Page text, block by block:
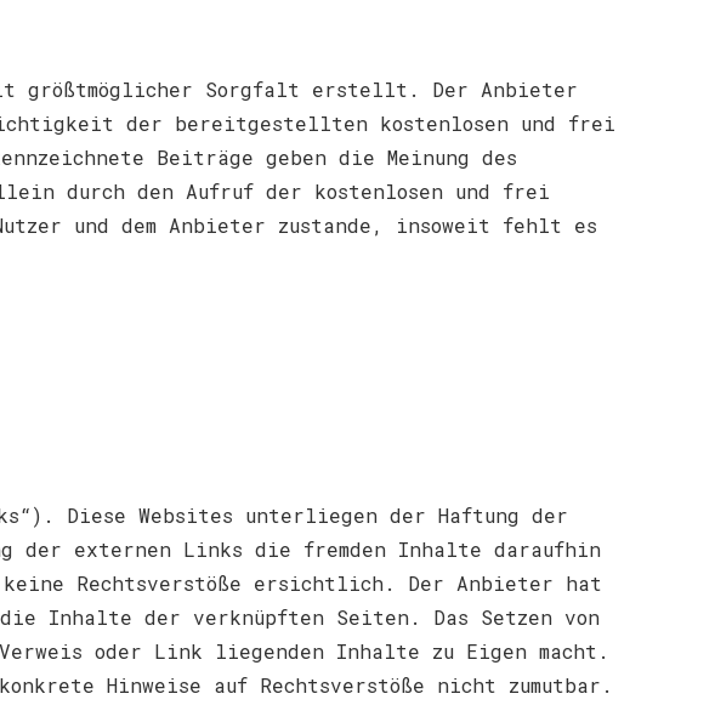
größtmöglicher Sorgfalt erstellt. Der Anbieter
der bereitgestellten kostenlosen und frei
Beiträge geben die Meinung des
durch den Aufruf der kostenlosen und frei
und dem Anbieter zustande, insoweit fehlt es
Diese Websites unterliegen der Haftung der
der externen Links die fremden Inhalte daraufhin
keine Rechtsverstöße ersichtlich. Der Anbieter hat
Inhalte der verknüpften Seiten. Das Setzen von
oder Link liegenden Inhalte zu Eigen macht.
Hinweise auf Rechtsverstöße nicht zumutbar.